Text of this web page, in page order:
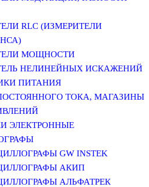
RLC (ИЗМЕРИТЕЛИ
МОЩНОСТИ
НЕЛИНЕЙНЫХ ИСКАЖЕНИЙ
ПИТАНИЯ
ТОКА, МАГАЗИНЫ
ЭЛЕКТРОННЫЕ
GW INSTEK
АКИП
АЛЬФАТРЕК